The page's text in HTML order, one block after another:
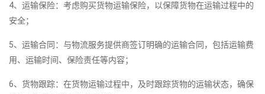
4、运输保险：考虑购买货物运输保险，以保障货物在运输过程中的
安全；
5、运输合同：与物流服务提供商签订明确的运输合同，包括运输费
用、运输时间、保险责任等内容；
6、货物跟踪：在货物运输过程中，及时跟踪货物的运输状态，确保